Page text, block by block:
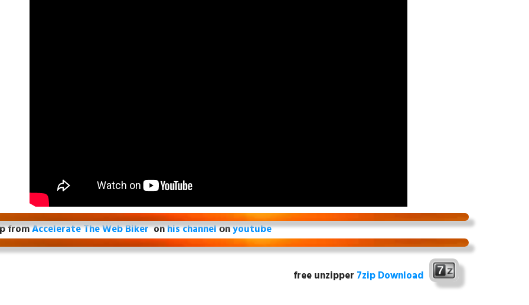
fromAccelerate The Web Bikeronhis channelоnyoutube
free unzipper 7zip Download